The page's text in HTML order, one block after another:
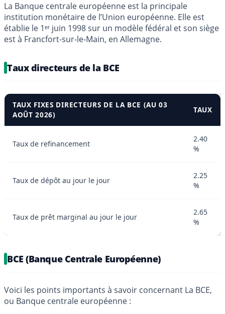
La Banque centrale européenne est la principale
institution monétaire de l’Union européenne. Elle est
établie le 1ᵉʳ juin 1998 sur un modèle fédéral et son siège
est à Francfort-sur-le-Main, en Allemagne.
Taux directeurs de la BCE
TAUX FIXES DIRECTEURS DE LA BCE (AU 03
AOÛT 2026)
TAUX
Taux de refinancement
2.40
%
Taux de dépôt au jour le jour
2.25
%
Taux de prêt marginal au jour le jour
2.65
%
BCE (Banque Centrale Européenne)
Voici les points importants à savoir concernant La BCE,
ou Banque centrale européenne :